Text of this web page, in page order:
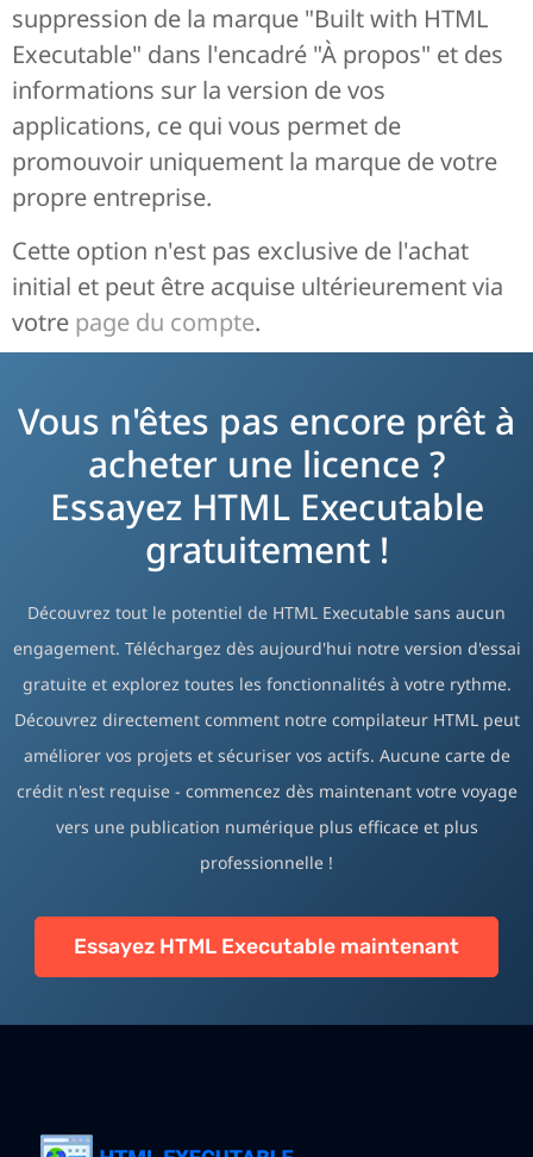
suppression de la marque "Built with HTML
Executable" dans l'encadré "À propos" et des
informations sur la version de vos
applications, ce qui vous permet de
promouvoir uniquement la marque de votre
propre entreprise.
Cette option n'est pas exclusive de l'achat
initial et peut être acquise ultérieurement via
votre page du compte.
Vous n'êtes pas encore prêt à
acheter une licence ?
Essayez HTML Executable
gratuitement !
Découvrez tout le potentiel de HTML Executable sans aucun
engagement. Téléchargez dès aujourd'hui notre version d'essai
gratuite et explorez toutes les fonctionnalités à votre rythme.
Découvrez directement comment notre compilateur HTML peut
améliorer vos projets et sécuriser vos actifs. Aucune carte de
crédit n'est requise - commencez dès maintenant votre voyage
vers une publication numérique plus efficace et plus
professionnelle !
Essayez HTML Executable maintenant